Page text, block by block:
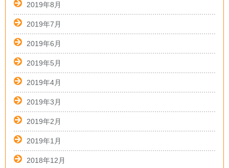
2019年8月
2019年7月
2019年6月
2019年5月
2019年4月
2019年3月
2019年2月
2019年1月
2018年12月